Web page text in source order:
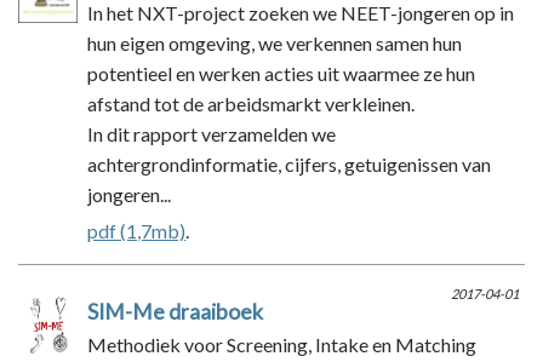
In het NXT-project zoeken we NEET-jongeren op in
hun eigen omgeving, we verkennen samen hun
potentieel en werken acties uit waarmee ze hun
afstand tot de arbeidsmarkt verkleinen.
In dit rapport verzamelden we
achtergrondinformatie, cijfers, getuigenissen van
jongeren...
pdf (1,7mb).
2017-04-01
SIM-Me draaiboek
Methodiek voor Screening, Intake en Matching